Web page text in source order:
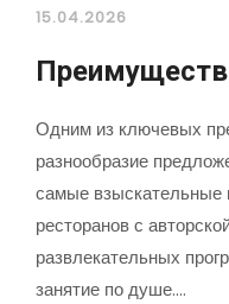
15.04.2026
Одним из ключевых
разнообразие
самые взыскательные
ресторанов с
развлекательных
занятие по душе.…